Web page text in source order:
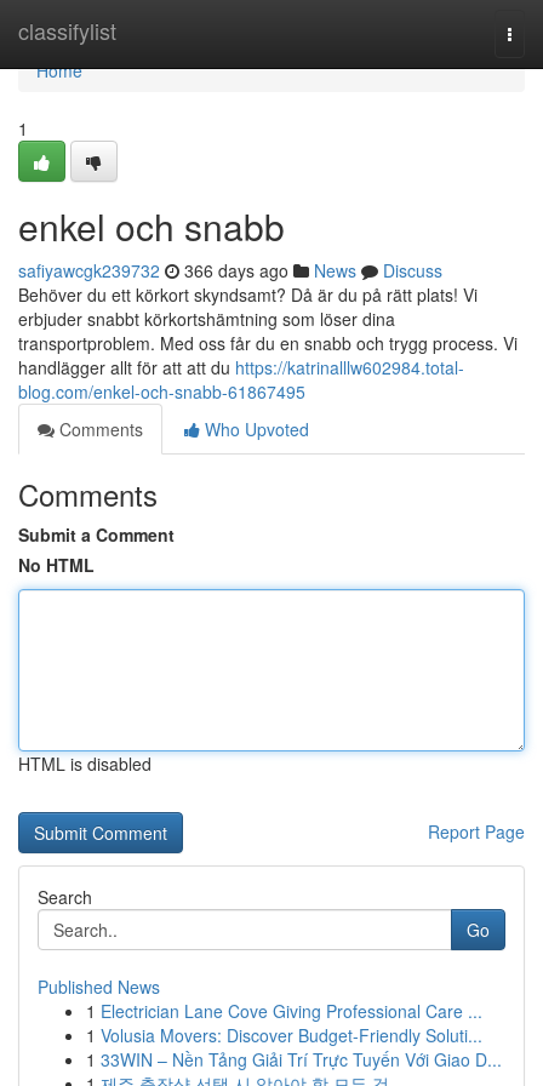
classifylist
Home
Home
1
enkel och snabb
safiyawcgk239732 366 days ago News
Discuss
Behöver du ett körkort skyndsamt? Då är du på rätt plats! Vi
erbjuder snabbt körkortshämtning som löser dina
transportproblem. Med oss får du en snabb och trygg process. Vi
handlägger allt för att att du https://katrinalllw602984.total-
blog.com/enkel-och-snabb-61867495
Comments
Who Upvoted
Comments
Submit a Comment
No HTML
HTML is disabled
Report Page
Search
Go
Published News
1 Electrician Lane Cove Giving Professional Care ...
1 Volusia Movers: Discover Budget-Friendly Soluti...
1 33WIN – Nền Tảng Giải Trí Trực Tuyến Với Giao D...